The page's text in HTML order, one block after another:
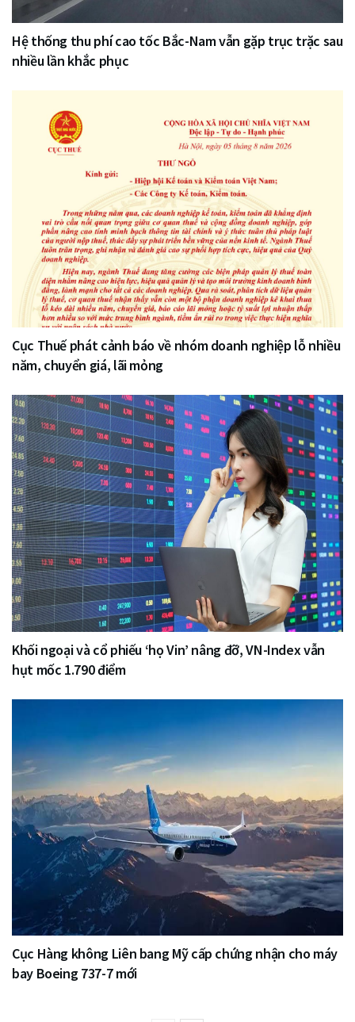
Hệ thống thu phí cao tốc Bắc-Nam vẫn gặp trục trặc sau
nhiều lần khắc phục
Cục Thuế phát cảnh báo về nhóm doanh nghiệp lỗ nhiều
năm, chuyển giá, lãi mỏng
Khối ngoại và cổ phiếu ‘họ Vin’ nâng đỡ, VN-Index vẫn
hụt mốc 1.790 điểm
Cục Hàng không Liên bang Mỹ cấp chứng nhận cho máy
bay Boeing 737-7 mới